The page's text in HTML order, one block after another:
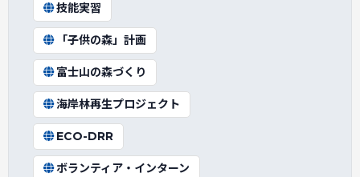
技能実習
「子供の森」計画
富士山の森づくり
海岸林再生プロジェクト
ECO-DRR
ボランティア・インターン